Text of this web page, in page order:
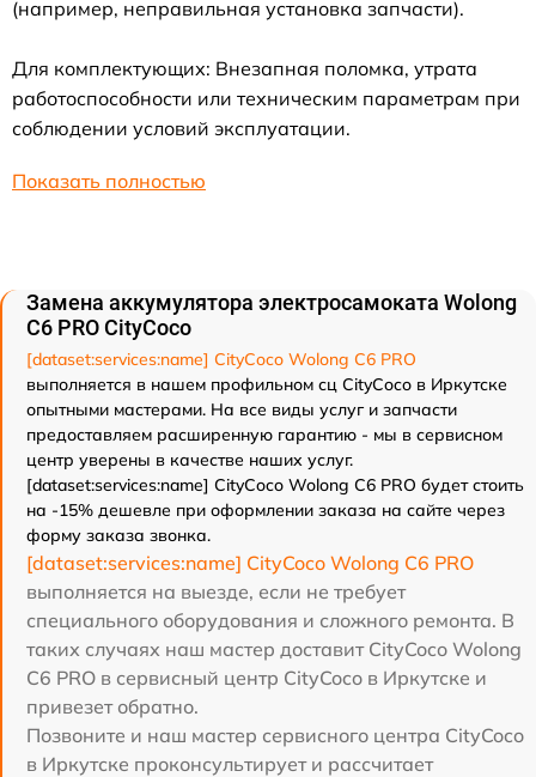
(например, неправильная установка запчасти).
Для комплектующих: Внезапная поломка, утрата
работоспособности или техническим параметрам при
соблюдении условий эксплуатации.
Показать полностью
Замена аккумулятора электросамоката Wolong
C6 PRO CityCoco
[dataset:services:name] CityCoco Wolong C6 PRO
выполняется в нашем профильном сц CityCoco в Иркутске
опытными мастерами. На все виды услуг и запчасти
предоставляем расширенную гарантию - мы в сервисном
центр уверены в качестве наших услуг.
[dataset:services:name] CityCoco Wolong C6 PRO будет стоить
на -15% дешевле при оформлении заказа на сайте через
форму заказа звонка.
[dataset:services:name] CityCoco Wolong C6 PRO
выполняется на выезде, если не требует
специального оборудования и сложного ремонта. В
таких случаях наш мастер доставит CityCoco Wolong
C6 PRO в сервисный центр CityCoco в Иркутске и
привезет обратно.
Позвоните и наш мастер сервисного центра CityCoco
в Иркутске проконсультирует и рассчитает